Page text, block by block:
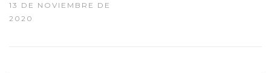
13 DE NOVIEMBRE DE
2020